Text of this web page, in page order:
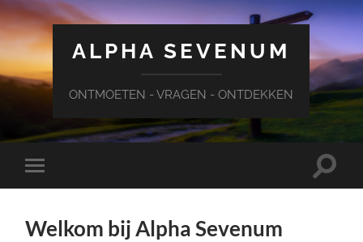
ALPHA SEVENUM
ONTMOETEN - VRAGEN - ONTDEKKEN
Schakel
naar
menu
Welkom bij Alpha Sevenum